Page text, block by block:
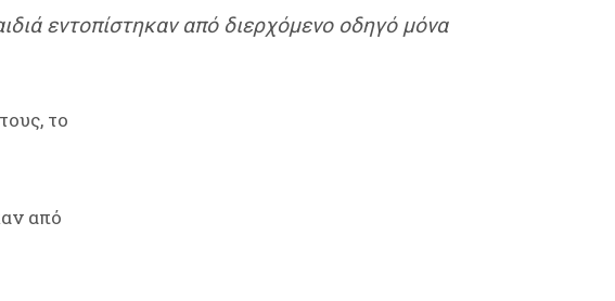
εντοπίστηκαν από διερχόμενο οδηγό μόνα
το
από